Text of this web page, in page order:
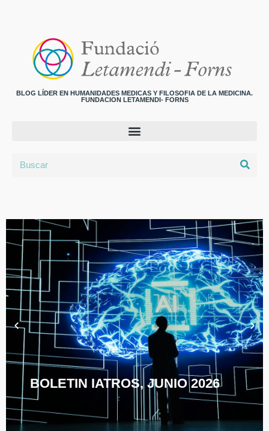
BLOG LÍDER EN HUMANIDADES MEDICAS Y FILOSOFIA DE LA MEDICINA.
FUNDACION LETAMENDI- FORNS
BOLETIN IATROS, JUNIO 2026